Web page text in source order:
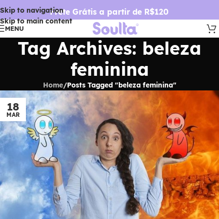
Skip to navigation
Skip to main content
Frete Grátis a partir de R$120
MENU
Tag Archives: beleza
feminina
Home/Posts Tagged "beleza feminina"
18
MAR